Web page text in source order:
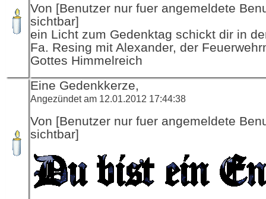
Von [Benutzer nur fuer angemeldete
sichtbar]
ein Licht zum Gedenktag schickt dir in
Fa. Resing mit Alexander, der
Gottes Himmelreich
Eine Gedenkkerze,
Angezündet am 12.01.2012 17:44:38
Von [Benutzer nur fuer angemeldete
sichtbar]